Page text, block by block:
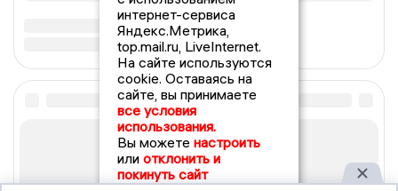
интернет-сервиса
Яндекс.Метрика,
top.mail.ru, LiveInternet.
На сайте используются
cookie. Оставаясь на
сайте, вы принимаете
все условия
использования.
Вы можете настроить
или отклонить и
покинуть сайт